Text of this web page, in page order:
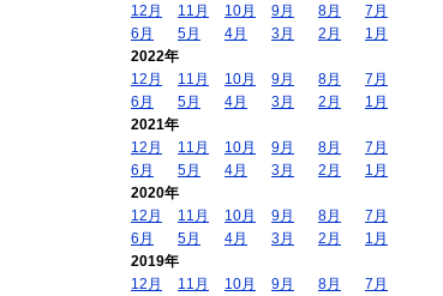
12月
11月 10月 9月 8月
7月
6月
5月 4月 3月 2月
1月
2022年
12月
11月 10月 9月 8月
7月
6月
5月 4月 3月 2月
1月
2021年
12月
11月 10月 9月 8月
7月
6月
5月 4月 3月 2月
1月
2020年
12月
11月 10月 9月 8月
7月
6月
5月 4月 3月 2月
1月
2019年
12月
11月 10月 9月 8月
7月